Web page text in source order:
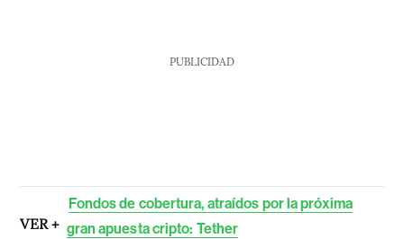
PUBLICIDAD
VER +
Fondos de cobertura, atraídos por la próxima
gran apuesta cripto: Tether